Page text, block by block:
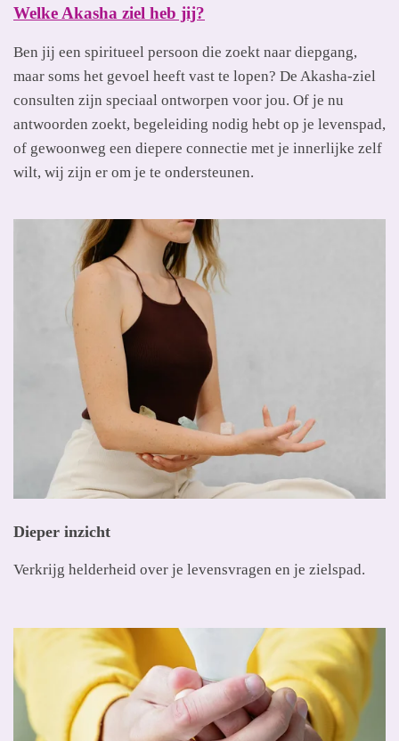
Welke Akasha ziel heb jij?
Ben jij een spiritueel persoon die zoekt naar diepgang,
maar soms het gevoel heeft vast te lopen? De Akasha-ziel
consulten zijn speciaal ontworpen voor jou. Of je nu
antwoorden zoekt, begeleiding nodig hebt op je levenspad,
of gewoonweg een diepere connectie met je innerlijke zelf
wilt, wij zijn er om je te ondersteunen.
Dieper inzicht
Verkrijg helderheid over je levensvragen en je zielspad.